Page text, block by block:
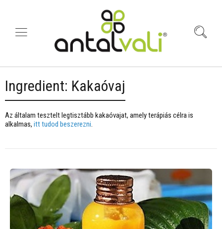
Ingredient: Kakaóvaj
Az általam tesztelt legtisztább kakaóvajat, amely terápiás célra is
alkalmas, itt tudod beszerezni.